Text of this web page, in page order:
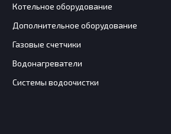
Котельное оборудование
Дополнительное оборудование
Газовые счетчики
Водонагреватели
Системы водоочистки